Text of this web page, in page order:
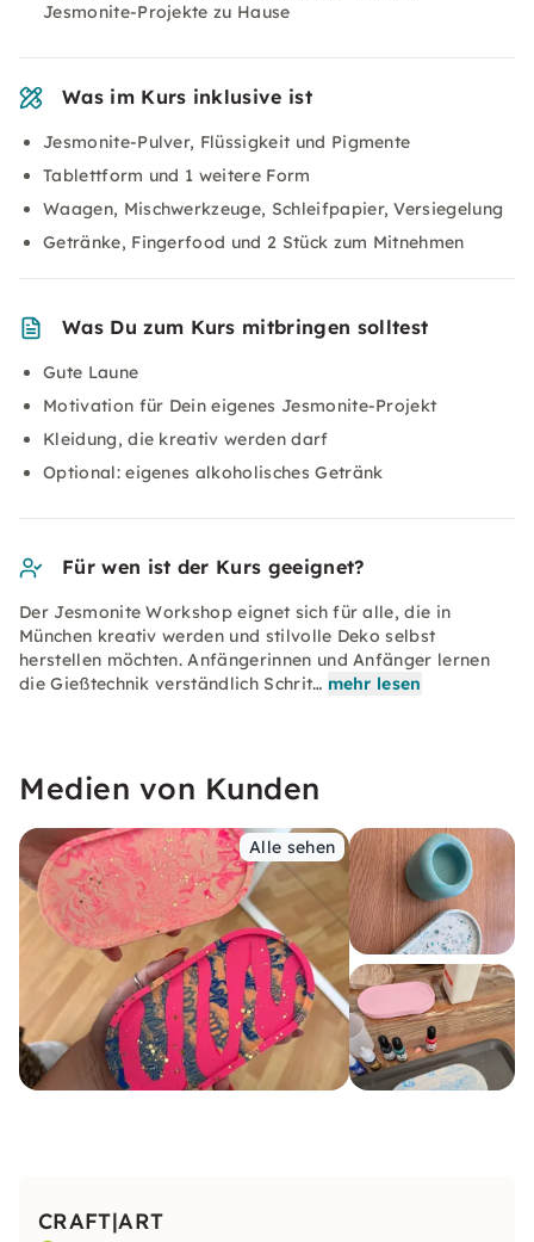
Jesmonite-Projekte zu Hause
Was im Kurs inklusive ist
Jesmonite-Pulver, Flüssigkeit und Pigmente
Tablettform und 1 weitere Form
Waagen, Mischwerkzeuge, Schleifpapier, Versiegelung
Getränke, Fingerfood und 2 Stück zum Mitnehmen
Was Du zum Kurs mitbringen solltest
Gute Laune
Motivation für Dein eigenes Jesmonite-Projekt
Kleidung, die kreativ werden darf
Optional: eigenes alkoholisches Getränk
Für wen ist der Kurs geeignet?
Der Jesmonite Workshop eignet sich für alle, die in
München kreativ werden und stilvolle Deko selbst
herstellen möchten. Anfängerinnen und Anfänger lernen
die Gießtechnik verständlich Schrit… mehr lesen
Medien von Kunden
Alle sehen
CRAFT|ART